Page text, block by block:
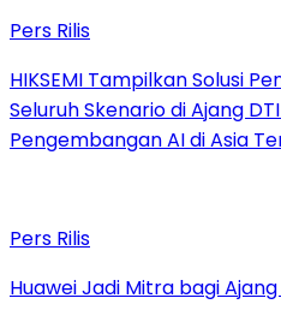
Pers Rilis
HIKSEMI Tampilkan Solusi
Seluruh Skenario di Ajang
Pengembangan AI di Asia
Pers Rilis
Huawei Jadi Mitra bagi Ajang